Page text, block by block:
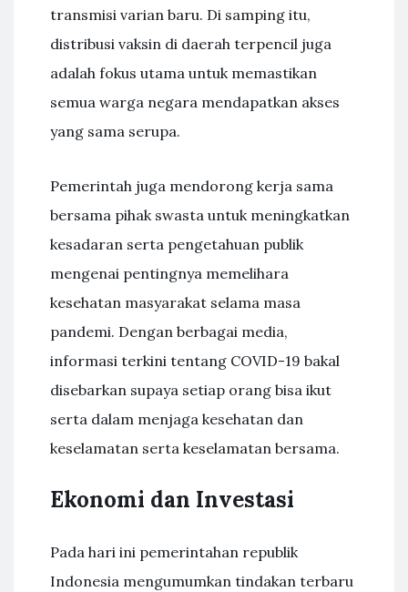
transmisi varian baru. Di samping itu,
distribusi vaksin di daerah terpencil juga
adalah fokus utama untuk memastikan
semua warga negara mendapatkan akses
yang sama serupa.
Pemerintah juga mendorong kerja sama
bersama pihak swasta untuk meningkatkan
kesadaran serta pengetahuan publik
mengenai pentingnya memelihara
kesehatan masyarakat selama masa
pandemi. Dengan berbagai media,
informasi terkini tentang COVID-19 bakal
disebarkan supaya setiap orang bisa ikut
serta dalam menjaga kesehatan dan
keselamatan serta keselamatan bersama.
Ekonomi dan Investasi
Pada hari ini pemerintahan republik
Indonesia mengumumkan tindakan terbaru